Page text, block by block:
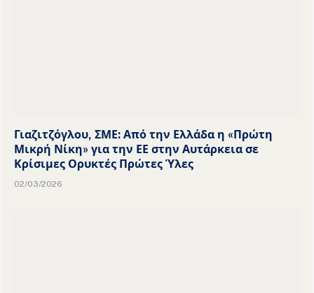
Γιαζιτζόγλου, ΣΜΕ: Από την Ελλάδα η «Πρώτη
Μικρή Νίκη» για την ΕΕ στην Αυτάρκεια σε
Κρίσιμες Ορυκτές Πρώτες Ύλες
02/03/2026